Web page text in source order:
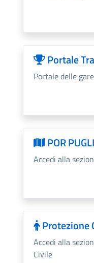
Portale
Portale delle
POR
Accedi alla
Protezione
Accedi alla
Civile